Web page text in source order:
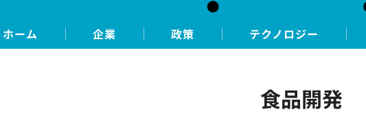
ホーム 企業 政策 テクノロジー
食品開発